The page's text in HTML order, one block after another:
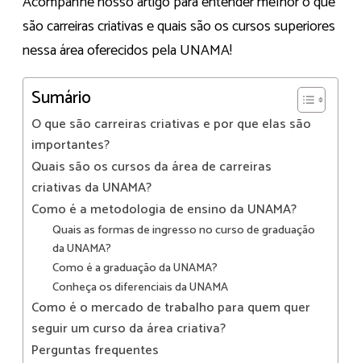
são carreiras criativas e quais são os cursos superiores
nessa área oferecidos pela UNAMA!
Sumário
O que são carreiras criativas e por que elas são
importantes?
Quais são os cursos da área de carreiras
criativas da UNAMA?
Como é a metodologia de ensino da UNAMA?
Quais as formas de ingresso no curso de graduação
da UNAMA?
Como é a graduação da UNAMA?
Conheça os diferenciais da UNAMA
Como é o mercado de trabalho para quem quer
seguir um curso da área criativa?
Perguntas frequentes